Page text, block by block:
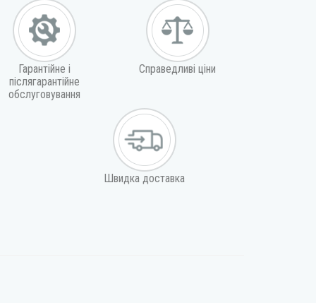
Гарантійне і
післягарантійне
обслуговування
Справедливі ціни
Швидка доставка